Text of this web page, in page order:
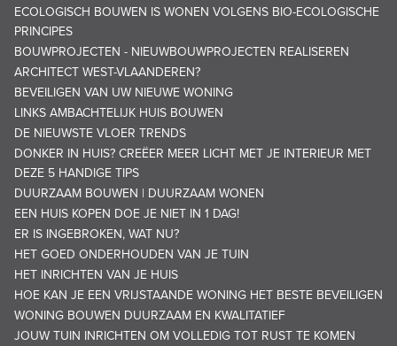
ECOLOGISCH BOUWEN IS WONEN VOLGENS BIO-ECOLOGISCHE
PRINCIPES
BOUWPROJECTEN - NIEUWBOUWPROJECTEN REALISEREN
ARCHITECT WEST-VLAANDEREN?
BEVEILIGEN VAN UW NIEUWE WONING
LINKS AMBACHTELIJK HUIS BOUWEN
DE NIEUWSTE VLOER TRENDS
DONKER IN HUIS? CREËER MEER LICHT MET JE INTERIEUR MET
DEZE 5 HANDIGE TIPS
DUURZAAM BOUWEN | DUURZAAM WONEN
EEN HUIS KOPEN DOE JE NIET IN 1 DAG!
ER IS INGEBROKEN, WAT NU?
HET GOED ONDERHOUDEN VAN JE TUIN
HET INRICHTEN VAN JE HUIS
HOE KAN JE EEN VRIJSTAANDE WONING HET BESTE BEVEILIGEN
WONING BOUWEN DUURZAAM EN KWALITATIEF
JOUW TUIN INRICHTEN OM VOLLEDIG TOT RUST TE KOMEN